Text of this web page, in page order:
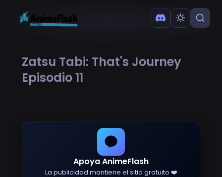
Zatsu Tabi: That's Journey
Episodio 11
Apoya AnimeFlash
La publicidad mantiene el sitio gratuito ❤️